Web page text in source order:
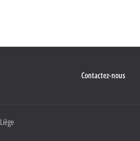
Contactez-nous
Liège